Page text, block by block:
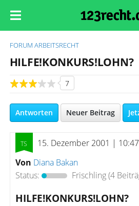
FORUM ARBEITSRECHT
HILFE!KONKURS!LOHN?
7
Antworten Neuer Beitrag
15. Dezember 2001 | 10:47
Von Diana Bakan
Status:
Frischling(4
HILFE!KONKURS!LOHN?